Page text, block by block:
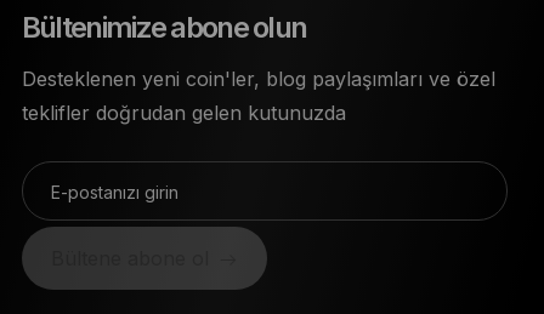
Bültenimize abone olun
Desteklenen yeni coin'ler, blog paylaşımları ve özel
teklifler doğrudan gelen kutunuzda
E-postanızı girin